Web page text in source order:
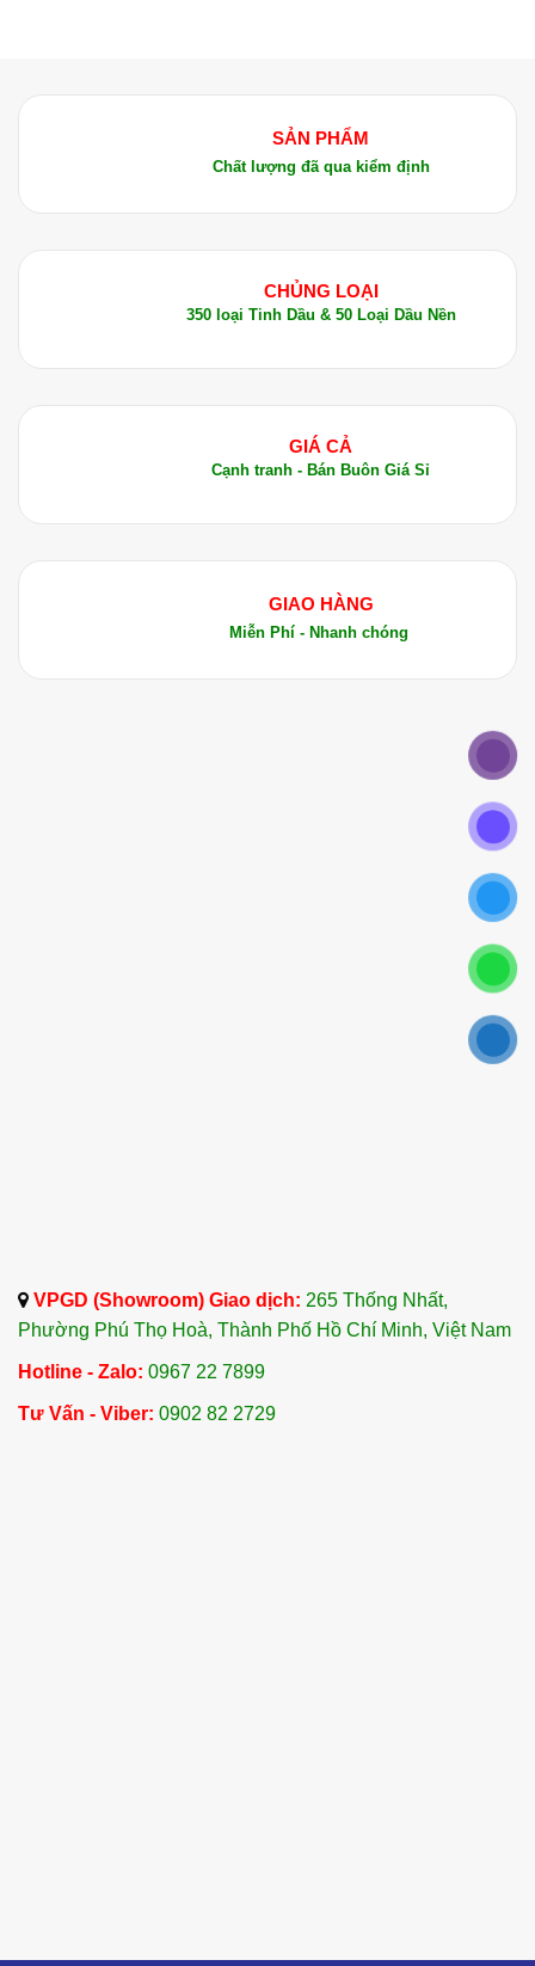
SẢN PHẨM
Chất lượng đã qua kiểm định
CHỦNG LOẠI
350 loại Tinh Dầu & 50 Loại Dầu Nền
GIÁ CẢ
Cạnh tranh - Bán Buôn Giá Sỉ
GIAO HÀNG
Miễn Phí - Nhanh chóng
VPGD (Showroom) Giao dịch: 265 Thống Nhất,
Phường Phú Thọ Hoà, Thành Phố Hồ Chí Minh, Việt Nam
Hotline - Zalo: 0967 22 7899
Tư Vấn - Viber: 0902 82 2729